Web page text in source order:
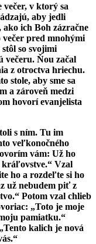
večer, v ktorý sa
aby jedli
ich Boh zázračne
večer pred mnohými
so svojimi
večeru. Ňou začal
z otroctva hriechu.
stole, aby sme sa
a zároveň medzi
hovorí evanjelista
s ním. Tu im
veľkonočného
vám: Už ho
kráľovstve.“ Vzal
ho a rozdeľte si ho
už nebudem piť z
Potom vzal chlieb
„Toto je moje
pamiatku.“
kalich je nová